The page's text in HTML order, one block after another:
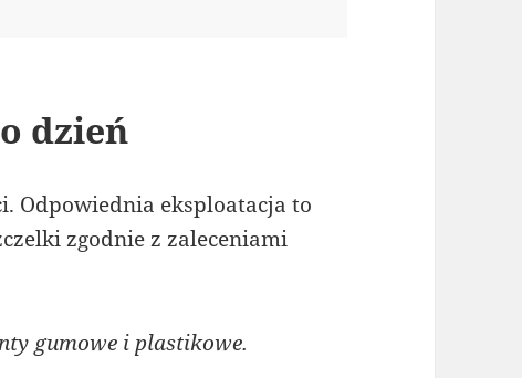
dzień
Odpowiednia eksploatacja to
zgodnie z zaleceniami
gumowe i plastikowe.